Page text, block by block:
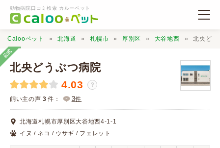
動物病院口コミ検索 カルーペット
動物病院検索
口コミ検索
Calooペット 北海道 札幌市 厚別区 大谷地西 北央どう
公式
北央どうぶつ病院
4.03 ？
飼い主の声 3 件： 3件
北海道札幌市厚別区大谷地西4-1-1
イヌ / ネコ / ウサギ / フェレット